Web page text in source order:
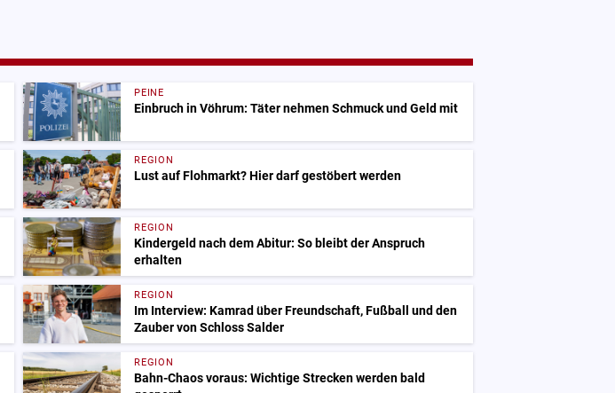
PEINE
Einbruch in Vöhrum: Täter nehmen Schmuck und Geld mit
REGION
Lust auf Flohmarkt? Hier darf gestöbert werden
REGION
Kindergeld nach dem Abitur: So bleibt der Anspruch
erhalten
REGION
Im Interview: Kamrad über Freundschaft, Fußball und den
Zauber von Schloss Salder
REGION
Bahn-Chaos voraus: Wichtige Strecken werden bald